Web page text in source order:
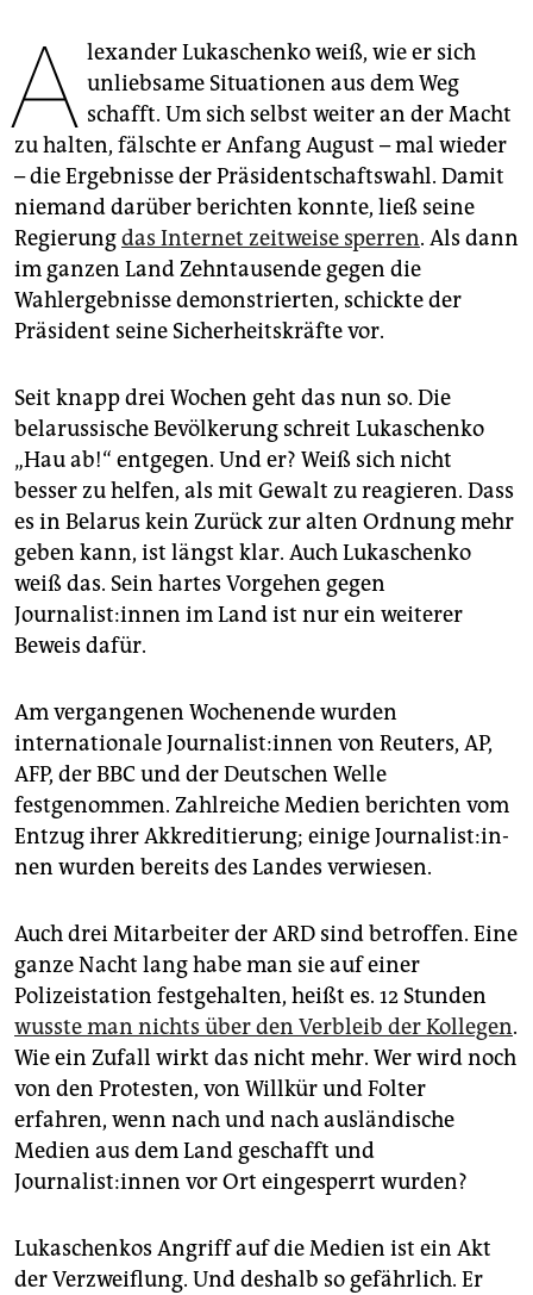
genossenschaft
epaper login
A lexander Lukaschenko weiß, wie er sich
unliebsame Situationen aus dem Weg
schafft. Um sich selbst weiter an der Macht
zu halten, fälschte er Anfang August – mal wieder
– die Ergebnisse der Präsidentschaftswahl. Damit
niemand darüber berichten konnte, ließ seine
Regierungdas Internet zeitweise sperren. Als dann
im ganzen Land Zehntausende gegen die
Wahlergebnisse demonstrierten, schickte der
Präsident seine Sicherheitskräfte vor.
Seit knapp drei Wochen geht das nun so. Die
belarussische Bevölkerung schreit Lukaschenko
„Hau ab!“ entgegen. Und er? Weiß sich nicht
besser zu helfen, als mit Gewalt zu reagieren. Dass
es in Belarus kein Zurück zur alten Ordnung mehr
geben kann, ist längst klar. Auch Lukaschenko
weiß das. Sein hartes Vorgehen gegen
Journalist:innen im Land ist nur ein weiterer
Beweis dafür.
Am vergangenen Wochenende wurden
internationale Journalist:innen von Reuters, AP,
AFP, der BBC und der Deutschen Welle
festgenommen. Zahlreiche Medien berichten vom
Entzug ihrer Akkreditierung; einige Jour­na­lis­t:in­
nen wurden bereits des Landes verwiesen.
Auch drei Mitarbeiter der ARD sind betroffen. Eine
ganze Nacht lang habe man sie auf einer
Polizeistation festgehalten, heißt es. 12 Stunden
wusste man nichts über den Verbleib der Kollegen.
Wie ein Zufall wirkt das nicht mehr. Wer wird noch
von den Protesten, von Willkür und Folter
erfahren, wenn nach und nach ausländische
Medien aus dem Land geschafft und
Journalist:innen vor Ort eingesperrt wurden?
Lukaschenkos Angriff auf die Medien ist ein Akt
der Verzweiflung. Und deshalb so gefährlich. Er